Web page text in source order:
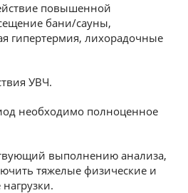
повышенной
бани/сауны,
гипертермия, лихорадочные
УВЧ.
необходимо полноценное
выполнению анализа,
тяжелые физические и